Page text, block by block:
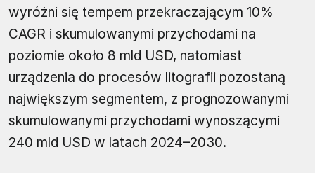
wyróżni się tempem przekraczającym 10%
CAGR i skumulowanymi przychodami na
poziomie około 8 mld USD, natomiast
urządzenia do procesów litografii pozostaną
największym segmentem, z prognozowanymi
skumulowanymi przychodami wynoszącymi
240 mld USD w latach 2024–2030.